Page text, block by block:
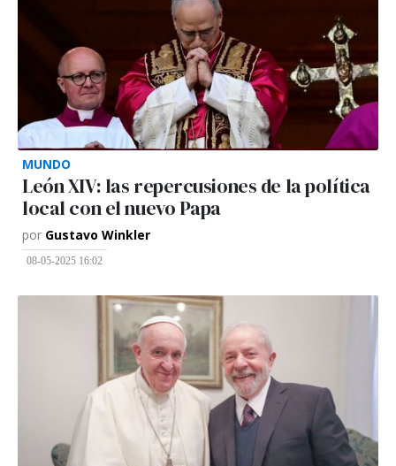
MUNDO
León XIV: las repercusiones de la política
local con el nuevo Papa
por Gustavo Winkler
08-05-2025 16:02